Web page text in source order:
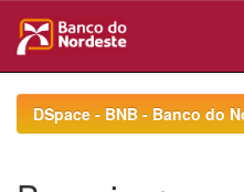
navigationDSpace - BNB - Banco do